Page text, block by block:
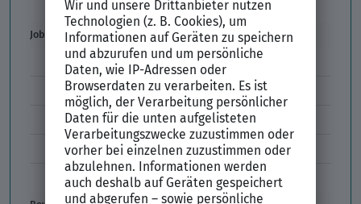
Der XING Bewerbungsratgeber
Job & Karriere
Arbeitsvertrag
Codes im Arbeitszeugnis
Kündigung
Einstiegsgehalt
Gehaltswunsch